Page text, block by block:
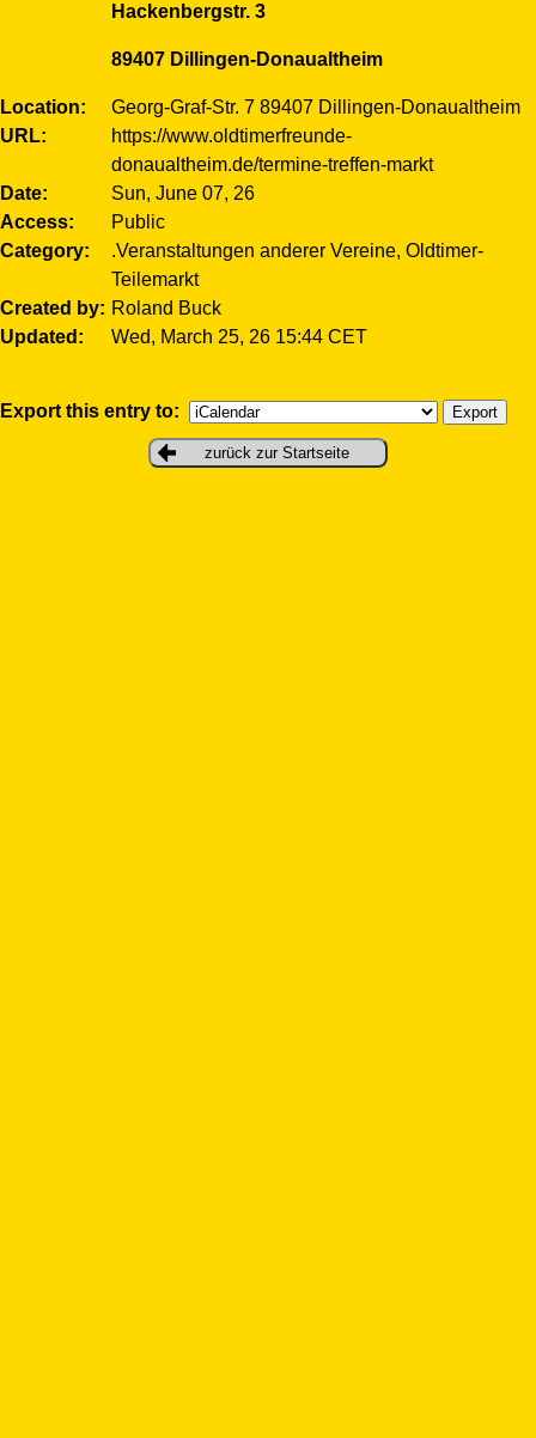
Hackenbergstr. 3
89407 Dillingen-Donaualtheim
Location
Georg-Graf-Str. 7 89407 Dillingen-Donaualtheim
URL
https://www.oldtimerfreunde-
donaualtheim.de/termine-treffen-markt
Date
Sun, June 07, 26
Access
Public
Category
.Veranstaltungen anderer Vereine, Oldtimer-
Teilemarkt
Created by
Roland Buck
Updated
Wed, March 25, 26 15:44 CET
Export this entry to:
zurück zur Startseite